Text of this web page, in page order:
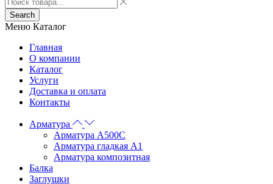
Search
Меню Каталог
Главная
О компании
Каталог
Услуги
Доставка и оплата
Контакты
Арматура
Арматура А500С
Арматура гладкая А1
Арматура композитная
Балка
Заглушки